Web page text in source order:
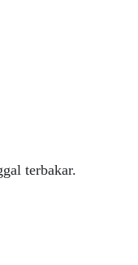
terbakar.